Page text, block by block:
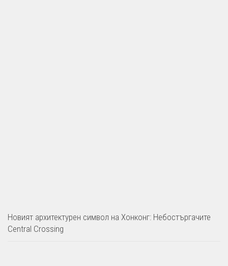
Новият архитектурен символ на Хонконг: Небостъргачите
Central Crossing